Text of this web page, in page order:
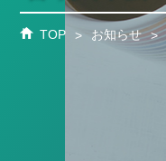
TOP お知らせ